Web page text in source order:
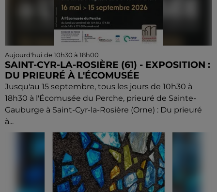
Aujourd'hui de 10h30 à 18h00
SAINT-CYR-LA-ROSIÈRE (61) - EXPOSITION :
DU PRIEURÉ À L'ÉCOMUSÉE
Jusqu'au 15 septembre, tous les jours de 10h30 à
18h30 à l'Écomusée du Perche, prieuré de Sainte-
Gauburge à Saint-Cyr-la-Rosière (Orne) : Du prieuré
à...